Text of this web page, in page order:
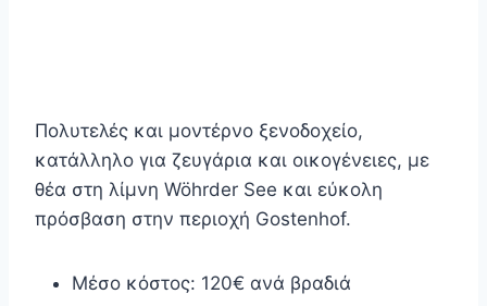
Πολυτελές και μοντέρνο ξενοδοχείο,
κατάλληλο για ζευγάρια και οικογένειες, με
θέα στη λίμνη Wöhrder See και εύκολη
πρόσβαση στην περιοχή Gostenhof.
Μέσο κόστος: 120€ ανά βραδιά